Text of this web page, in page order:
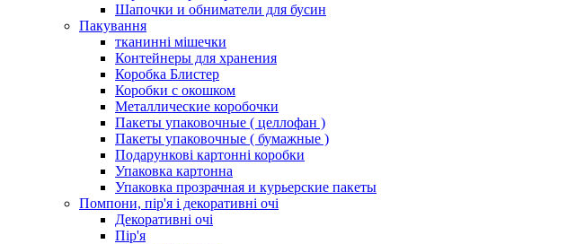
Шапочки и обниматели для бусин
Пакування
тканинні мішечки
Контейнеры для хранения
Коробка Блистер
Коробки с окошком
Металлические коробочки
Пакеты упаковочные ( целлофан )
Пакеты упаковочные ( бумажные )
Подарункові картонні коробки
Упаковка картонна
Упаковка прозрачная и курьерские пакеты
Помпони, пір'я і декоративні очі
Декоративні очі
Пір'я